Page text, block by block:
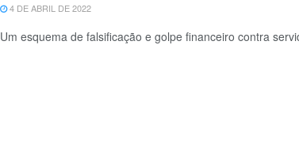
4 DE ABRIL DE 2022
Um esquema de falsificação e golpe financeiro contra